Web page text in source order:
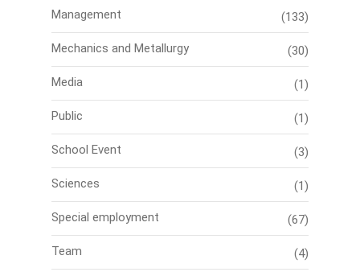
Management (133)
Mechanics and Metallurgy (30)
Media (1)
Public (1)
School Event (3)
Sciences (1)
Special employment (67)
Team (4)